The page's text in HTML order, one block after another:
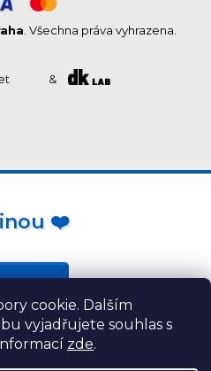
cookie. Dalším
vyjadřujete souhlas s
zde.
&
. Všechna práva vyhrazena.
❤️